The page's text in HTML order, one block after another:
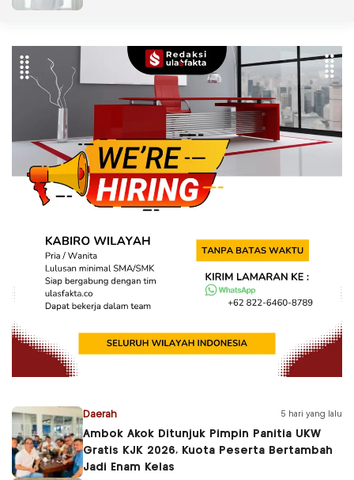
Daerah 5 hari yang lalu
Ambok Akok Ditunjuk Pimpin Panitia UKW
Gratis KJK 2026, Kuota Peserta Bertambah
Jadi Enam Kelas